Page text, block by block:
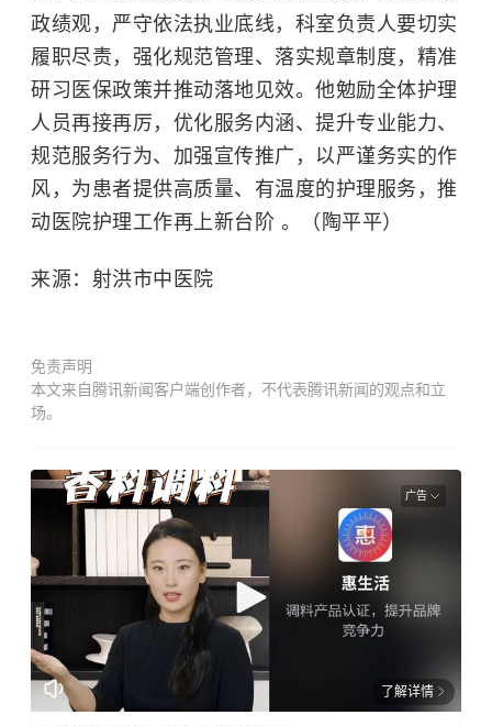
政绩观，严守依法执业底线，科室负责人要切实
履职尽责，强化规范管理、落实规章制度，精准
研习医保政策并推动落地见效。他勉励全体护理
人员再接再厉，优化服务内涵、提升专业能力、
规范服务行为、加强宣传推广，以严谨务实的作
风，为患者提供高质量、有温度的护理服务，推
动医院护理工作再上新台阶 。（陶平平）
来源：射洪市中医院
免责声明
本文来自腾讯新闻客户端创作者，不代表腾讯新闻的观点和立
场。
广告
了解详情